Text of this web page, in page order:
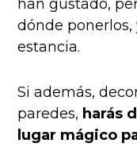
han gustado,
dónde ponerlos,
estancia.
Si además,
paredes, harás
lugar mágico